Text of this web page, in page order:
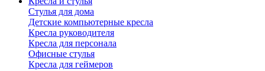
Стулья для дома
Детские компьютерные кресла
Кресла руководителя
Кресла для персонала
Офисные стулья
Кресла для геймеров